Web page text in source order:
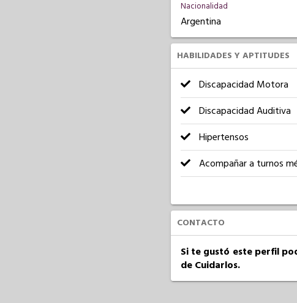
Nacionalidad
Argentina
HABILIDADES Y APTITUDES
Discapacidad Motora
Discapacidad Auditiva
Hipertensos
Acompañar a turnos
CONTACTO
Si te gustó este perfil
de Cuidarlos.